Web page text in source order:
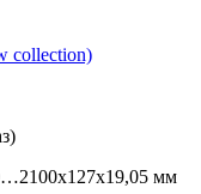
collection)
мм